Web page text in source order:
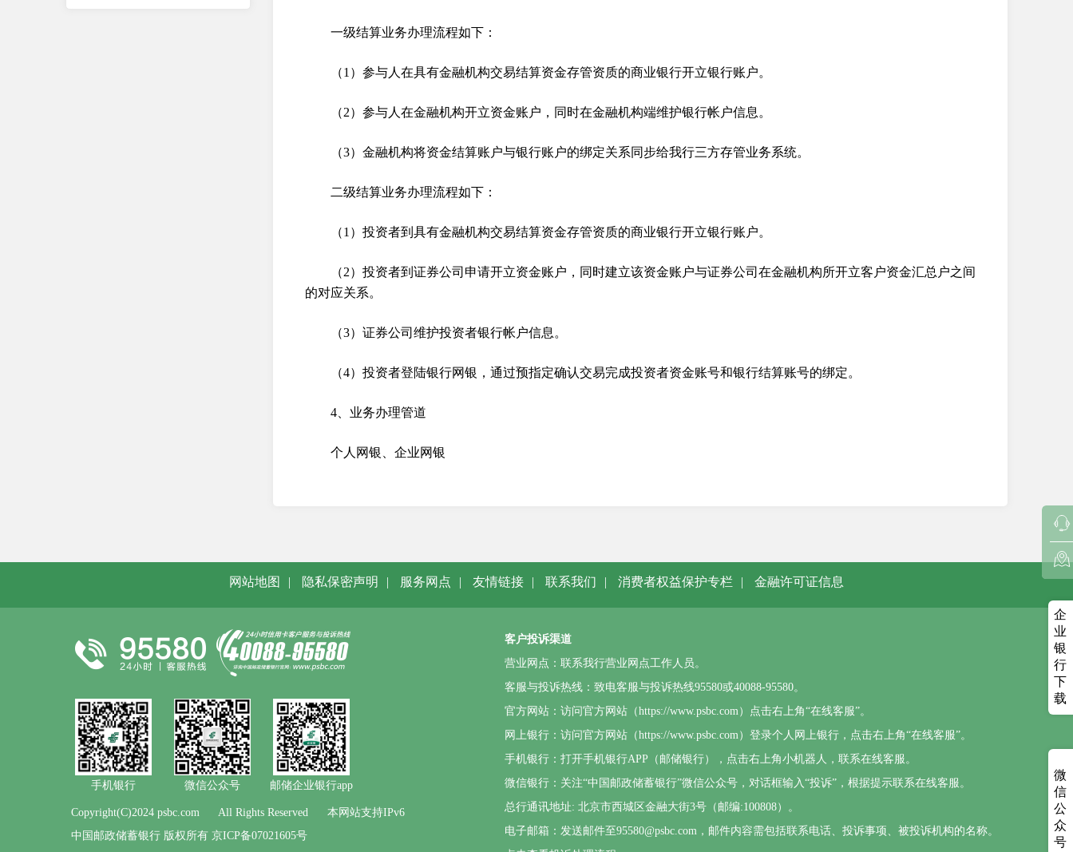
一级结算业务办理流程如下：
（1）参与人在具有金融机构交易结算资金存管资质的商业银行开立银行账户。
（2）参与人在金融机构开立资金账户，同时在金融机构端维护银行帐户信息。
（3）金融机构将资金结算账户与银行账户的绑定关系同步给我行三方存管业务系统。
二级结算业务办理流程如下：
（1）投资者到具有金融机构交易结算资金存管资质的商业银行开立银行账户。
（2）投资者到证券公司申请开立资金账户，同时建立该资金账户与证券公司在金融机构所开立客户资金汇总户之间
的对应关系。
（3）证券公司维护投资者银行帐户信息。
（4）投资者登陆银行网银，通过预指定确认交易完成投资者资金账号和银行结算账号的绑定。
4、业务办理管道
个人网银、企业网银
网站地图 | 隐私保密声明 | 服务网点 | 友情链接 | 联系我们 | 消费者权益保护专栏 | 金融许可证信息
手机银行 微信公众号 邮储企业银行app
Copyright(C)2024 psbc.com All Rights Reserved
本网站支持IPv6
中国邮政储蓄银行 版权所有 京ICP备07021605号
客户投诉渠道
营业网点：联系我行营业网点工作人员。
客服与投诉热线：致电客服与投诉热线95580或40088-95580。
官方网站：访问官方网站（https://www.psbc.com）点击右上角“在线客服”。
网上银行：访问官方网站（https://www.psbc.com）登录个人网上银行，点击右上角“在线客服”。
手机银行：打开手机银行APP（邮储银行），点击右上角小机器人，联系在线客服。
微信银行：关注“中国邮政储蓄银行”微信公众号，对话框输入“投诉”，根据提示联系在线客服。
总行通讯地址: 北京市西城区金融大街3号（邮编:100808）。
电子邮箱：发送邮件至95580@psbc.com，邮件内容需包括联系电话、投诉事项、被投诉机构的名称。
企
业
银
行
下
载
微
信
公
众
号